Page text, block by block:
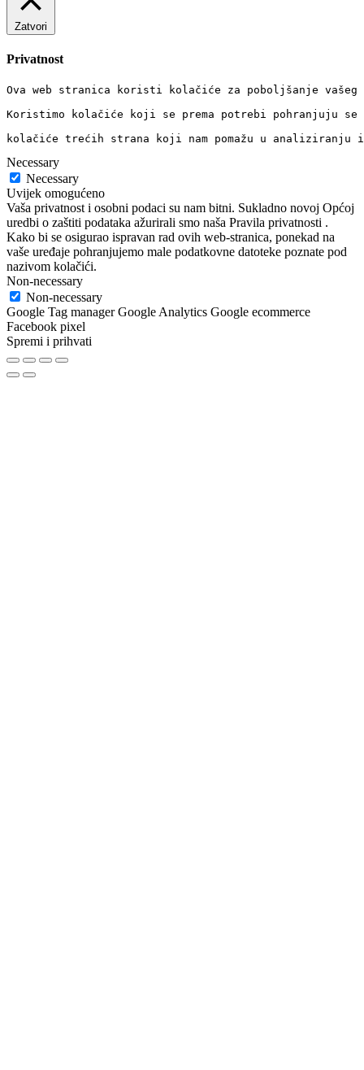
Zatvori
Privatnost
Ova web stranica koristi kolačiće za poboljšanje
Koristimo kolačiće koji se prema potrebi pohranjuju
kolačiće trećih strana koji nam pomažu u
Necessary
Necessary
Uvijek omogućeno
Vaša privatnost i osobni podaci su nam bitni. Sukladno novoj Općoj
uredbi o zaštiti podataka ažurirali smo naša Pravila privatnosti .
Kako bi se osigurao ispravan rad ovih web-stranica, ponekad na
vaše uređaje pohranjujemo male podatkovne datoteke poznate pod
nazivom kolačići.
Non-necessary
Non-necessary
Google Tag manager Google Analytics Google ecommerce
Facebook pixel
Spremi i prihvati